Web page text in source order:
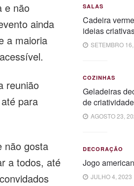
e não
ainda
a maioria
reunião
para
não gosta
a todos, até
SALAS
Cadeira
ideias
SETEMBRO
COZINHAS
Geladeiras
de criatividade
AGOSTO 23,
DECORAÇÃO
Jogo
JULHO 4, 2023